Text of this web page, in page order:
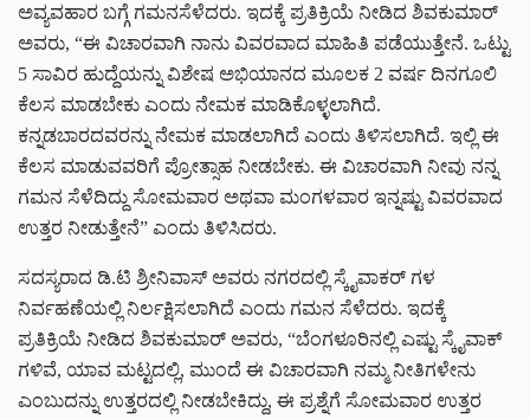
ಅವ್ಯವಹಾರ ಬಗ್ಗೆ ಗಮನಸೆಳೆದರು. ಇದಕ್ಕೆ ಪ್ರತಿಕ್ರಿಯೆ ನೀಡಿದ ಶಿವಕುಮಾರ್
ಅವರು, “ಈ ವಿಚಾರವಾಗಿ ನಾನು ವಿವರವಾದ ಮಾಹಿತಿ ಪಡೆಯುತ್ತೇನೆ. ಒಟ್ಟು
5 ಸಾವಿರ ಹುದ್ದೆಯನ್ನು ವಿಶೇಷ ಅಭಿಯಾನದ ಮೂಲಕ 2 ವರ್ಷ ದಿನಗೂಲಿ
ಕೆಲಸ ಮಾಡಬೇಕು ಎಂದು ನೇಮಕ ಮಾಡಿಕೊಳ್ಳಲಾಗಿದೆ.
ಕನ್ನಡಬಾರದವರನ್ನು ನೇಮಕ ಮಾಡಲಾಗಿದೆ ಎಂದು ತಿಳಿಸಲಾಗಿದೆ. ಇಲ್ಲಿ ಈ
ಕೆಲಸ ಮಾಡುವವರಿಗೆ ಪ್ರೋತ್ಸಾಹ ನೀಡಬೇಕು. ಈ ವಿಚಾರವಾಗಿ ನೀವು ನನ್ನ
ಗಮನ ಸೆಳೆದಿದ್ದು ಸೋಮವಾರ ಅಥವಾ ಮಂಗಳವಾರ ಇನ್ನಷ್ಟು ವಿವರವಾದ
ಉತ್ತರ ನೀಡುತ್ತೇನೆ” ಎಂದು ತಿಳಿಸಿದರು.
ಸದಸ್ಯರಾದ ಡಿ.ಟಿ ಶ್ರೀನಿವಾಸ್ ಅವರು ನಗರದಲ್ಲಿ ಸ್ಕೈವಾಕರ್ ಗಳ
ನಿರ್ವಹಣೆಯಲ್ಲಿ ನಿರ್ಲಕ್ಷಿಸಲಾಗಿದೆ ಎಂದು ಗಮನ ಸೆಳೆದರು. ಇದಕ್ಕೆ
ಪ್ರತಿಕ್ರಿಯೆ ನೀಡಿದ ಶಿವಕುಮಾರ್ ಅವರು, “ಬೆಂಗಳೂರಿನಲ್ಲಿ ಎಷ್ಟು ಸ್ಕೈವಾಕ್
ಗಳಿವೆ, ಯಾವ ಮಟ್ಟದಲ್ಲಿ, ಮುಂದೆ ಈ ವಿಚಾರವಾಗಿ ನಮ್ಮ ನೀತಿಗಳೇನು
ಎಂಬುದನ್ನು ಉತ್ತರದಲ್ಲಿ ನೀಡಬೇಕಿದ್ದು, ಈ ಪ್ರಶ್ನೆಗೆ ಸೋಮವಾರ ಉತ್ತರ